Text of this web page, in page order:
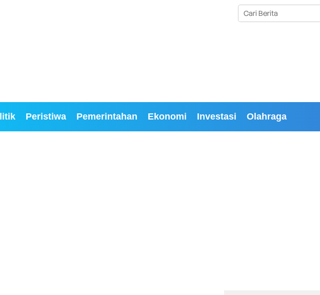
Peristiwa Pemerintahan Ekonomi Investasi Olahraga